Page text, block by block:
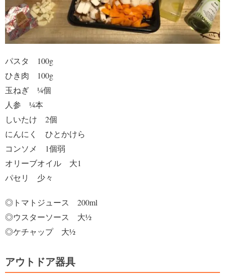
パスタ 100g
ひき肉 100g
玉ねぎ ¼個
人参 ¼本
しいたけ 2個
にんにく ひとかけら
コンソメ 1個弱
オリーブオイル 大1
パセリ 少々
◎トマトジュース 200ml
◎ウスターソース 大½
◎ケチャップ 大½
アウトドア器具